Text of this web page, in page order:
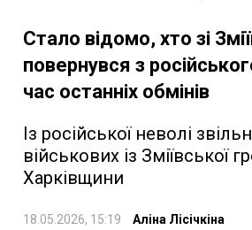
Стало відомо, хто зі
повернувся з
час останніх обмінів
Із російської неволі
військових із Зміївської
Харківщини
18.05.2026, 15:19 Аліна Лісічкіна